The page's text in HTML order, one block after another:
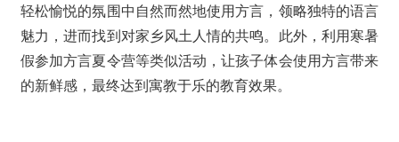
轻松愉悦的氛围中自然而然地使用方言，领略独特的语言
魅力，进而找到对家乡风土人情的共鸣。此外，利用寒暑
假参加方言夏令营等类似活动，让孩子体会使用方言带来
的新鲜感，最终达到寓教于乐的教育效果。